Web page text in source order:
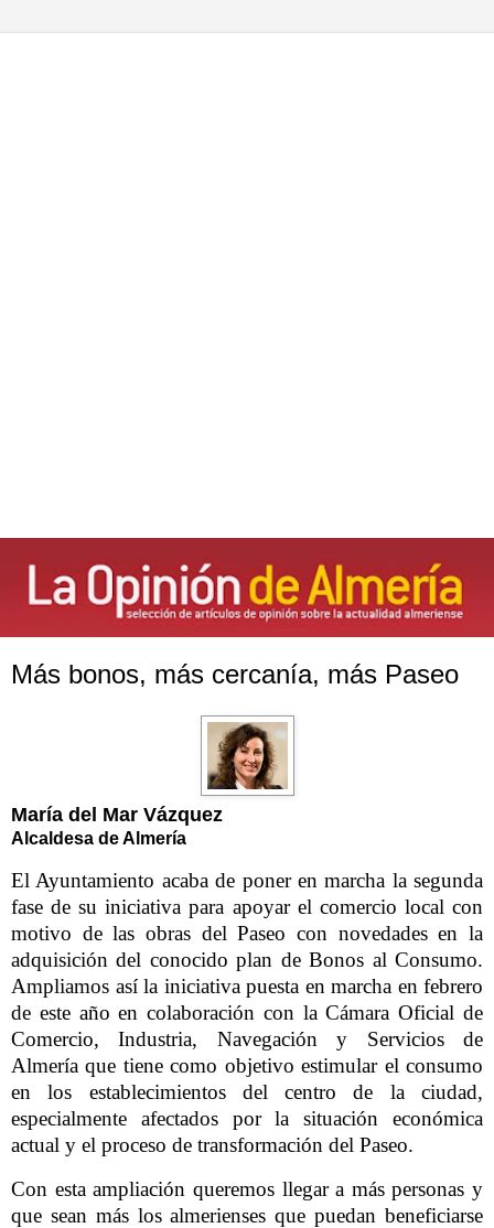
Más bonos, más cercanía, más Paseo
María del Mar Vázquez
Alcaldesa de Almería
El Ayuntamiento acaba de poner en marcha la segunda
fase de su iniciativa para apoyar el comercio local con
motivo de las obras del Paseo con novedades en la
adquisición del conocido plan de Bonos al Consumo.
Ampliamos así la iniciativa puesta en marcha en febrero
de este año en colaboración con la Cámara Oficial de
Comercio, Industria, Navegación y Servicios de
Almería que tiene como objetivo estimular el consumo
en los establecimientos del centro de la ciudad,
especialmente afectados por la situación económica
actual y el proceso de transformación del Paseo.
Con esta ampliación queremos llegar a más personas y
que sean más los almerienses que puedan beneficiarse